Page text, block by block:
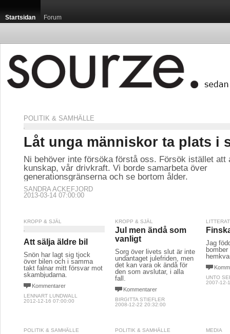
Startsidan Forum
POLITIK & SAMHÄLLE
Låt unga människor ta plats i
Ni behöver inte försöka förstå oss. Försök istället att
kunskap, vår drivkraft. Vi borde samarbeta över
generationsgränserna och se bortom ålder.
SANDRA ACKEFJORD
2013-03-14 07:00:00
KROPP & SJÄL
Att sälja äldre bil
Snön har lagt sig tjock
över bilen och i samma
takt falnar mitt försvar mot
skambjudarna.
Kommentarer
LENNART LUNDWALL
2012-12-16 07:00:00
KROPP & SJÄL
Jul men ändå som
vanligt
Sorg över livets slut är inte
undantaget julefriden, men
det kan vara ok ändå för
den som avslutar, i alla
fall.
Kommentarer
BIRGITTA STIEFLER
2008-12-22 20:32:00
Jag
UNTO
2007-12-
POLITIK & SAMHÄLLE POLITIK & SAMHÄLLE MEDIA